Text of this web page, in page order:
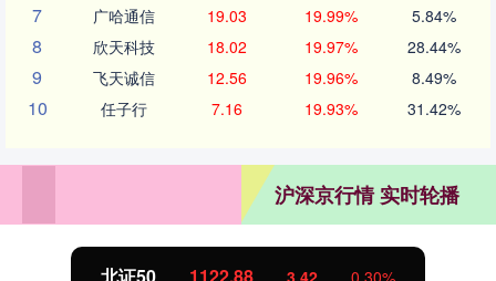
7 广哈通信 19.03 19.99% 5.84%
8 欣天科技 18.02 19.97% 28.44%
9 飞天诚信 12.56 19.96% 8.49%
10 任子行 7.16 19.93% 31.42%
沪深京行情 实时轮播
北证50 1122.88 3.42 0.30%